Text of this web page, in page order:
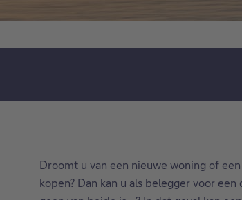
Droomt u van een nieuwe woning of
kopen? Dan kan u als belegger voor